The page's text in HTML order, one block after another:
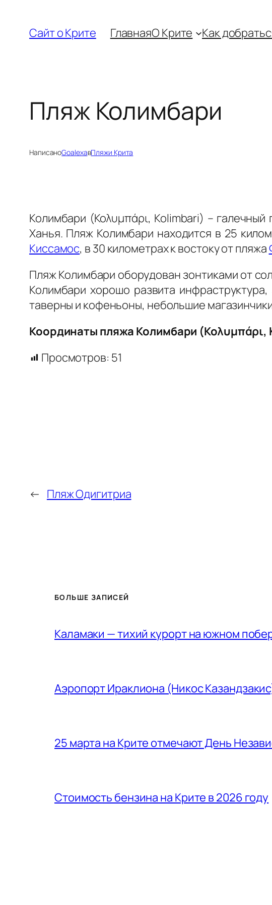
содержимому
Сайт о Крите ГлавнаяО Крите Как
Пляж Колимбари
НаписаноGoalexaвПляжи Крита
Колимбари (Κολυμπάρι, Kolimbari) –
Ханья. Пляж Колимбари находится в 25
Киссамос, в 30 километрах к востоку от пляжа
Пляж Колимбари оборудован зонтиками от
Колимбари хорошо развита
таверны и кофеньоны, небольшие
Координаты пляжа Колимбари (Κολυμπάρι,
Просмотров: 51
← Пляж Одигитриа
БОЛЬШЕ ЗАПИСЕЙ
Каламаки — тихий курорт на южном
Аэропорт Ираклиона (Никос
25 марта на Крите отмечают День
Стоимость бензина на Крите в 2026 году